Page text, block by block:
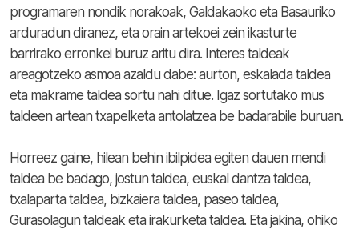
programaren nondik norakoak, Galdakaoko eta Basauriko
arduradun diranez, eta orain artekoei zein ikasturte
barrirako erronkei buruz aritu dira. Interes taldeak
areagotzeko asmoa azaldu dabe: aurton, eskalada taldea
eta makrame taldea sortu nahi ditue. Igaz sortutako mus
taldeen artean txapelketa antolatzea be badarabile buruan.
Horreez gaine, hilean behin ibilpidea egiten dauen mendi
taldea be badago, jostun taldea, euskal dantza taldea,
txalaparta taldea, bizkaiera taldea, paseo taldea,
Gurasolagun taldeak eta irakurketa taldea. Eta jakina, ohiko